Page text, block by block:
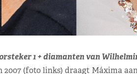
1 + diamanten van
(foto links) draagt Máxima